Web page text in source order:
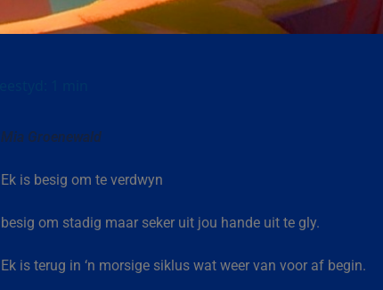
Mia Groenewald
Ek is besig om te verdwyn
besig om stadig maar seker uit jou hande uit te gly.
Ek is terug in ‘n morsige siklus wat weer van voor af begin.